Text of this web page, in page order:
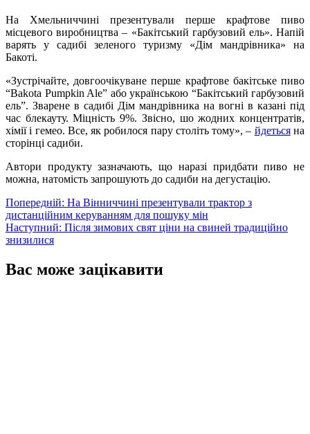
Link
Print
На Хмельниччині презентували перше крафтове пиво
місцевого виробництва – «Бакітський гарбузовий ель». Напій
варять у садибі зеленого туризму «Дім мандрівника» на
Бакоті.
«Зустрічайте, довгоочікуване перше крафтове бакітське пиво
“Bakota Pumpkin Ale” або українською “Бакітський гарбузовий
ель”. Зварене в садибі Дім мандрівника на вогні в казані під
час блекауту. Міцність 9%. Звісно, шо жодних концентратів,
хімії і гемео. Все, як робилося пару століть тому», – йдетьсяна
сторінці садиби.
Автори продукту зазначають, що наразі придбати пиво не
можна, натомість запрошують до садиби на дегустацію.
Навігація
записів
Попередній: На Вінниччині презентували трактор з
дистанційним керуванням для пошуку мін
Наступний: Після зимових свят ціни на свиней традиційно
знизилися
Вас може зацікавити